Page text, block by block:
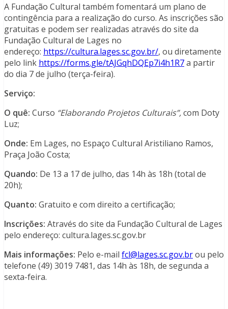
A Fundação Cultural também fomentará um plano de
contingência para a realização do curso. As inscrições são
gratuitas e podem ser realizadas através do site da
Fundação Cultural de Lages no
endereço: https://cultura.lages.sc.gov.br/, ou diretamente
pelo link https://forms.gle/tAJGqhDQEp7i4h1R7a partir
do dia 7 de julho (terça-feira).
Serviço:
O quê: Curso “Elaborando Projetos Culturais”,com Doty
Luz;
Onde: Em Lages, no Espaço Cultural Aristiliano Ramos,
Praça João Costa;
Quando: De 13 a 17 de julho, das 14h às 18h (total de
20h);
Quanto: Gratuito e com direito a certificação;
Inscrições: Através do site da Fundação Cultural de Lages
pelo endereço: cultura.lages.sc.gov.br
Mais informações: Pelo e-mail fcl@lages.sc.gov.brou pelo
telefone (49) 3019 7481, das 14h às 18h, de segunda a
sexta-feira.